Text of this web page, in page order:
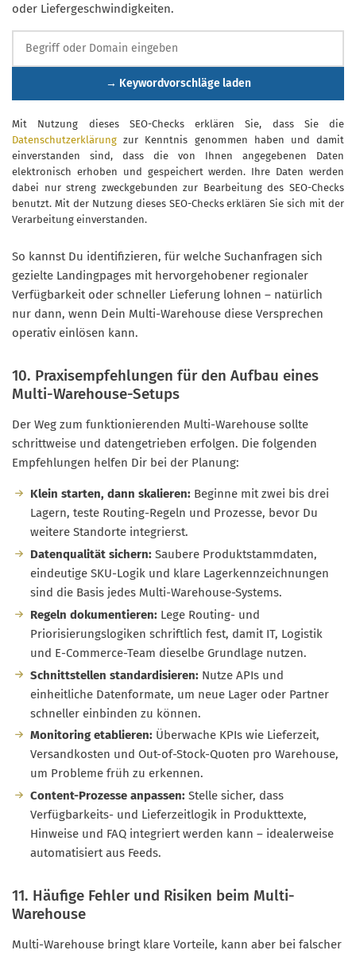
oder Liefergeschwindigkeiten.
→ Keywordvorschläge laden
Mit Nutzung dieses SEO-Checks erklären Sie, dass Sie die
Datenschutzerklärung zur Kenntnis genommen haben und damit
einverstanden sind, dass die von Ihnen angegebenen Daten
elektronisch erhoben und gespeichert werden. Ihre Daten werden
dabei nur streng zweckgebunden zur Bearbeitung des SEO-Checks
benutzt. Mit der Nutzung dieses SEO-Checks erklären Sie sich mit der
Verarbeitung einverstanden.
So kannst Du identifizieren, für welche Suchanfragen sich
gezielte Landingpages mit hervorgehobener regionaler
Verfügbarkeit oder schneller Lieferung lohnen – natürlich
nur dann, wenn Dein Multi-Warehouse diese Versprechen
operativ einlösen kann.
10. Praxisempfehlungen für den Aufbau eines
Multi-Warehouse-Setups
Der Weg zum funktionierenden Multi-Warehouse sollte
schrittweise und datengetrieben erfolgen. Die folgenden
Empfehlungen helfen Dir bei der Planung:
Klein starten, dann skalieren: Beginne mit zwei bis drei
Lagern, teste Routing-Regeln und Prozesse, bevor Du
weitere Standorte integrierst.
Datenqualität sichern: Saubere Produktstammdaten,
eindeutige SKU-Logik und klare Lagerkennzeichnungen
sind die Basis jedes Multi-Warehouse-Systems.
Regeln dokumentieren: Lege Routing- und
Priorisierungslogiken schriftlich fest, damit IT, Logistik
und E-Commerce-Team dieselbe Grundlage nutzen.
Schnittstellen standardisieren: Nutze APIs und
einheitliche Datenformate, um neue Lager oder Partner
schneller einbinden zu können.
Monitoring etablieren: Überwache KPIs wie Lieferzeit,
Versandkosten und Out-of-Stock-Quoten pro Warehouse,
um Probleme früh zu erkennen.
Content-Prozesse anpassen: Stelle sicher, dass
Verfügbarkeits- und Lieferzeitlogik in Produkttexte,
Hinweise und FAQ integriert werden kann – idealerweise
automatisiert aus Feeds.
11. Häufige Fehler und Risiken beim Multi-
Warehouse
Multi-Warehouse bringt klare Vorteile, kann aber bei falscher